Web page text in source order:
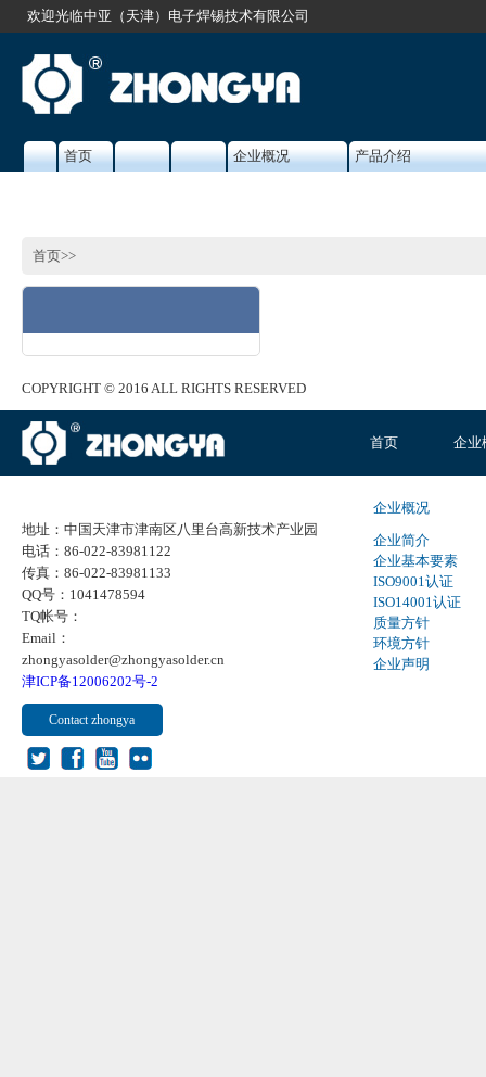
欢迎光临中亚（天津）电子焊锡技术有限公司
首页 企业概况 产品介绍
首页>>
COPYRIGHT © 2016 ALL RIGHTS RESERVED
首页 企业
地址：中国天津市津南区八里台高新技术产业园
电话：86-022-83981122
传真：86-022-83981133
QQ号：1041478594
TQ帐号：
Email：
zhongyasolder@zhongyasolder.cn
津ICP备12006202号-2
Contact zhongya
企业概况
企业简介
企业基本要素
ISO9001认证
ISO14001认证
质量方针
环境方针
企业声明